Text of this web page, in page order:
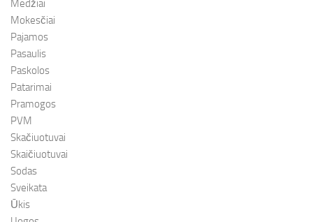
Medžiai
Mokesčiai
Pajamos
Pasaulis
Paskolos
Patarimai
Pramogos
PVM
Skačiuotuvai
Skaičiuotuvai
Sodas
Sveikata
Ūkis